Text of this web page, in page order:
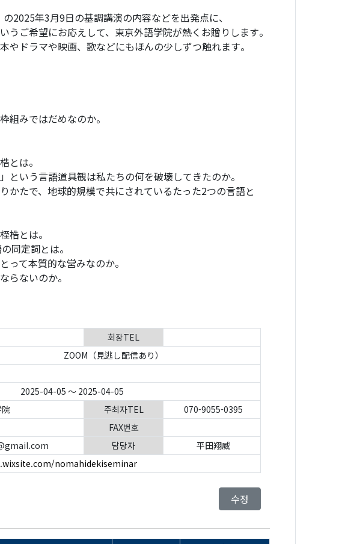
2025年3月9日の基調講演の内容などを出発点に、
ご希望にお応えして、東京外語学院が熱くお贈りします。
ドラマや映画、歌などにもほんの少しずつ触れます。
組みではだめなのか。
とは。
という言語道具観は私たちの何を破壊してきたのか。
かたで、地球的規模で共にされているたった2つの言語と
梏とは。
同定詞とは。
って本質的な営みなのか。
らないのか。
회장TEL
ZOOM（見逃し配信あり）
2025-04-05 ～ 2025-04-05
주최자TEL
070-9055-0395
FAX번호
담당자
平田翔威
nomahidekiseminar
수정